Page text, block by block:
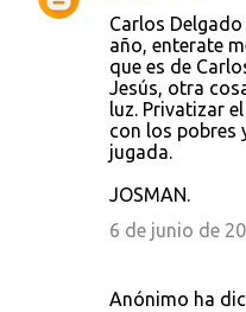
Carlos
año, enterate
que es de
Jesús, otra
luz. Privatizar
con los pobres
jugada.
JOSMAN.
6 de junio de
Anónimo ha